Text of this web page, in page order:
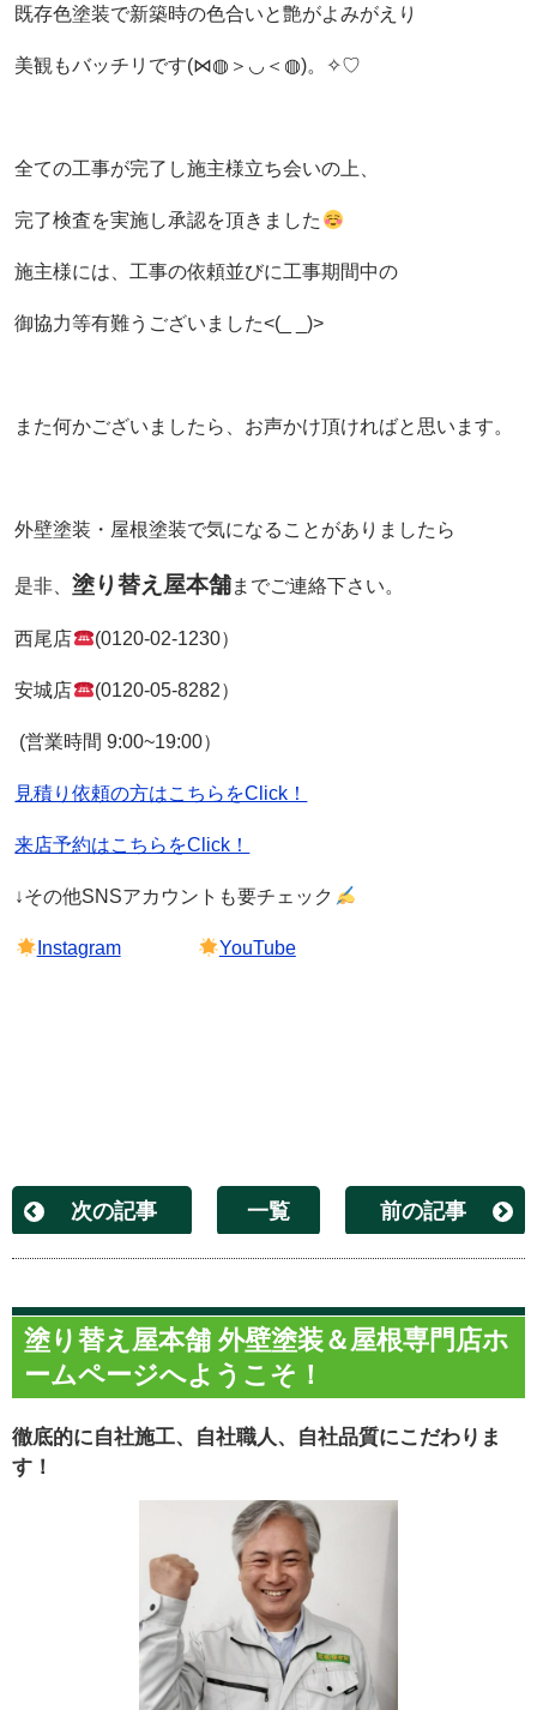
既存色塗装で新築時の色合いと艶がよみがえり
美観もバッチリです(⋈◍＞◡＜◍)。✧♡
全ての工事が完了し施主様立ち会いの上、
完了検査を実施し承認を頂きました
施主様には、工事の依頼並びに工事期間中の
御協力等有難うございました<(_ _)>
また何かございましたら、お声かけ頂ければと思います。
外壁塗装・屋根塗装で気になることがありましたら
是非、塗り替え屋本舗までご連絡下さい。
西尾店 (0120-02-1230）
安城店 (0120-05-8282）
(営業時間 9:00~19:00）
見積り依頼の方はこちらをClick！
来店予約はこちらをClick！
↓その他SNSアカウントも要チェック
Instagram YouTube
次の記事 一覧 前の記事
塗り替え屋本舗 外壁塗装＆屋根専門店ホ
ームページへようこそ！
徹底的に自社施工、自社職人、自社品質にこだわりま
す！